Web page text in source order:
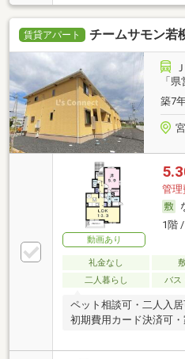
賃貸アパート チームサモン若
「
築7
動画あり
管理
1階
礼金なし
二人暮らし
バス
ペット相談可・二人入
初期費用カード決済可